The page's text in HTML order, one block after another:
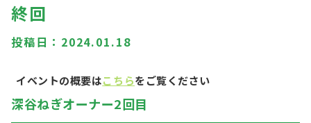
終回
投稿日： 2024.01.18
イベントの概要はこちらをご覧ください
深谷ねぎオーナー2回目